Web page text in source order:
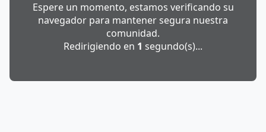
Espere un momento, estamos verificando su
navegador para mantener segura nuestra
comunidad.
Redirigiendo en 1 segundo(s)...